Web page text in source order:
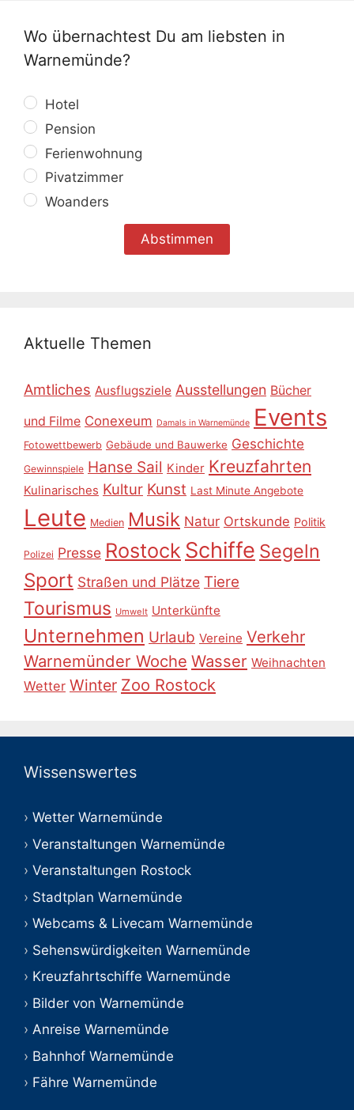
Wo übernachtest Du am liebsten in
Warnemünde?
Hotel
Pension
Ferienwohnung
Pivatzimmer
Woanders
Aktuelle Themen
Amtliches Ausflugsziele Ausstellungen Bücher
und Filme Conexeum Damals in Warnemünde Events
Fotowettbewerb Gebäude und Bauwerke Geschichte
Gewinnspiele Hanse Sail Kinder Kreuzfahrten
Kulinarisches Kultur Kunst Last Minute Angebote
Leute Medien Musik Natur Ortskunde Politik
Polizei Presse Rostock Schiffe Segeln
Sport Straßen und Plätze Tiere
Tourismus Umwelt Unterkünfte
Unternehmen Urlaub Vereine Verkehr
Warnemünder Woche Wasser Weihnachten
Wetter Winter Zoo Rostock
Wissenswertes
Wetter Warnemünde
Veranstaltungen Warnemünde
Veranstaltungen Rostock
Stadtplan Warnemünde
Webcams & Livecam Warnemünde
Sehenswürdigkeiten Warnemünde
Kreuzfahrtschiffe Warnemünde
Bilder von Warnemünde
Anreise Warnemünde
Bahnhof Warnemünde
Fähre Warnemünde